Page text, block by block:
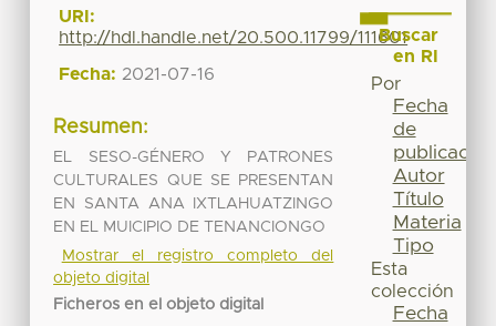
URI:
http://hdl.handle.net/20.500.11799/111601
Fecha: 2021-07-16
Resumen:
EL SESO-GÉNERO Y PATRONES
CULTURALES QUE SE PRESENTAN
EN SANTA ANA IXTLAHUATZINGO
EN EL MUICIPIO DE TENANCIONGO
Mostrar el registro completo del
objeto digital
Ficheros en el objeto digital
Buscar
en RI
Por
Fecha
de
publicación
Autor
Título
Materia
Tipo
Esta
colección
Fecha